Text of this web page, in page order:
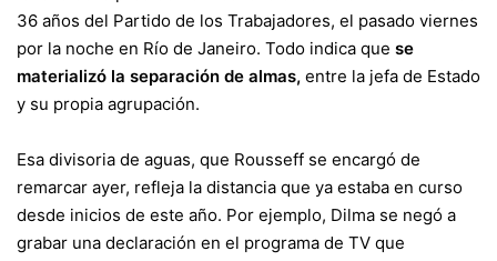
36 años del Partido de los Trabajadores, el pasado viernes
por la noche en Río de Janeiro. Todo indica que se
materializó la separación de almas, entre la jefa de Estado
y su propia agrupación.
Esa divisoria de aguas, que Rousseff se encargó de
remarcar ayer, refleja la distancia que ya estaba en curso
desde inicios de este año. Por ejemplo, Dilma se negó a
grabar una declaración en el programa de TV que